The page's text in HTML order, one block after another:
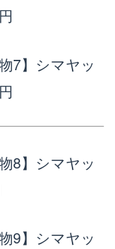
物7】シマヤッ
物8】シマヤッ
物9】シマヤッ